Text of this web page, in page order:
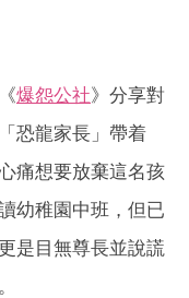
爆怨公社》分享對
恐龍家長」帶着
痛想要放棄這名孩
幼稚園中班，但已
是目無尊長並說謊